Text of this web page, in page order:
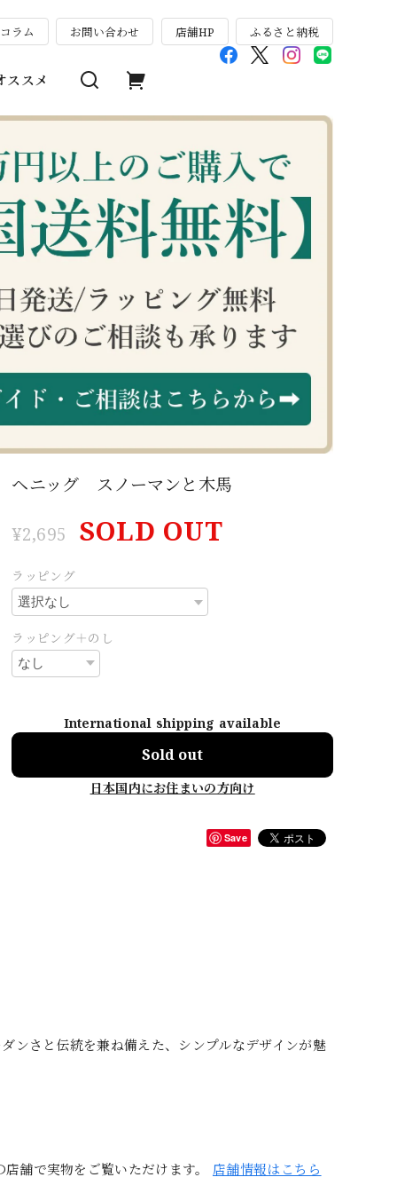
ラム お問い合わせ 店舗HP ふるさと納税
ススメ
ヘニッグ スノーマンと木馬
¥2,695 SOLD OUT
ラッピング
ラッピング＋のし
International shipping available
Sold out
日本国内にお住まいの方向け
Save
ンさと伝統を兼ね備えた、シンプルなデザインが魅
舗で実物をご覧いただけます。 店舗情報はこちら